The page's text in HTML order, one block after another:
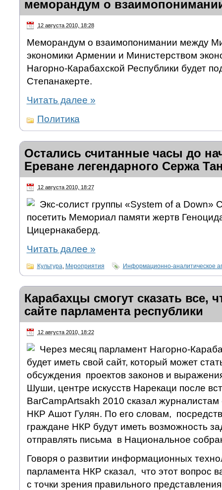
меморандум о
12 августа 2010, 18:28
Меморандум о взаимопонимании между
экономики Армении и Министерством
Нагорно-Карабахской Республики будет
Степанакерте.
Читать далее »
Политика
Остались считанные часы до
Ереване легендарного Сержа
12 августа 2010, 18:27
Экс-солист группы «System of a Down»
посетить Мемориал памяти жертв
Цицернакаберд.
Читать далее »
Культура, Мероприятия Информационно-аналитическое
Карабахцы смогут сказать все,
сайте парламента республики
12 августа 2010, 18:22
Через месяц парламент Нагорно-
будет иметь свой сайт, который может
обсуждения проектов законов и
Шуши, центре искусств Нарекаци после
BarCampArtsakh 2010 сказал журналистам
НКР Ашот Гулян. По его словам,
граждане НКР будут иметь возможность
отправлять письма в Национальное
Говоря о развитии информационных
парламента НКР сказал, что этот вопрос
с точки зрения правильного